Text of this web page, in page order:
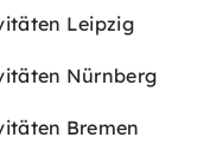
Leipzig
Nürnberg
Bremen